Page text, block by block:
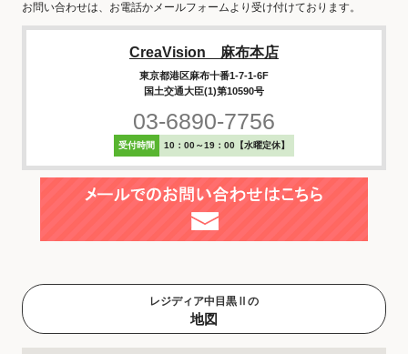
お問い合わせは、お電話かメールフォームより受け付けております。
CreaVision 麻布本店
東京都港区麻布十番1-7-1-6F
国土交通大臣(1)第10590号
03-6890-7756
受付時間 10：00～19：00【水曜定休】
レジディア中目黒Ⅱの
地図